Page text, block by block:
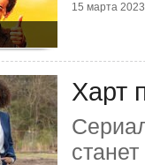
15 марта 2023
Харт